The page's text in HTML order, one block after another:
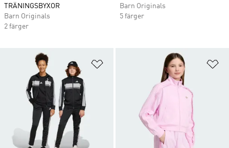
TRÄNINGSBYXOR
Barn Originals
2 färger
Barn Originals
5 färger
Lägg till på önskelistan